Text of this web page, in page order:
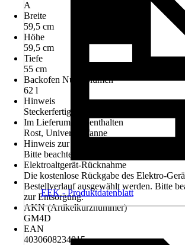
A
Breite
59,5 cm
Höhe
59,5 cm
Tiefe
55 cm
Backofen Nutzvolumen
62 l
Hinweis
Steckerfertig
Im Lieferumfang enthalten
Rost, Universalpfanne
Hinweis zur Entsorgung
Bitte beachte die Hinweise zur Entsorgung
Elektroaltgerät-Rücknahme
Die kostenlose Rückgabe des Elektro-
Bestellverlauf ausgewählt werden. Bitte
zur Entsorgung.
AKN (Artikelkurznummer)
GM4D
EAN
4030608234015
EEK - Produktdatenblatt